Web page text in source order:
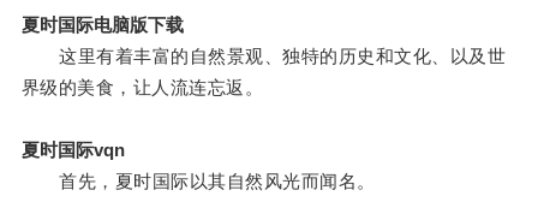
夏时国际电脑版下载
这里有着丰富的自然景观、独特的历史和文化、以及世
界级的美食，让人流连忘返。
夏时国际vqn
首先，夏时国际以其自然风光而闻名。